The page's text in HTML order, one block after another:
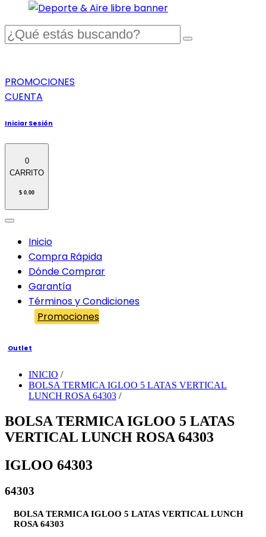
PROMOCIONES
CUENTA
Iniciar Sesión
0
CARRITO
$ 0.00
Inicio
Compra Rápida
Dónde Comprar
Garantía
Términos y Condiciones
Promociones
Outlet
INICIO /
BOLSA TERMICA IGLOO 5 LATAS VERTICAL
LUNCH ROSA 64303 /
BOLSA TERMICA IGLOO 5 LATAS
VERTICAL LUNCH ROSA 64303
IGLOO 64303
64303
BOLSA TERMICA IGLOO 5 LATAS VERTICAL LUNCH
ROSA 64303